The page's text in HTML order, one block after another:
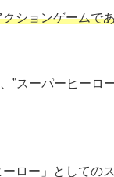
ションゲームで
”スーパーヒーロ
ロー」としての